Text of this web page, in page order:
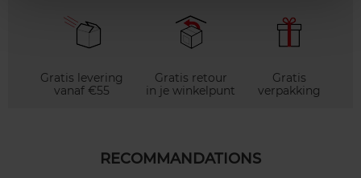
Gratis levering
vanaf €55
Gratis retour
in je winkelpunt
Gratis
verpakking
RECOMMANDATIONS